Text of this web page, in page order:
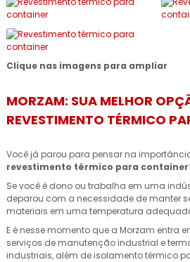
Clique nas imagens para ampliar
MORZAM: SUA MELHOR
REVESTIMENTO TÉRMICO
Você já parou para pensar na
revestimento térmico para container
Se você é dono ou trabalha em uma
deparou com a necessidade de manter
materiais em uma temperatura
E é nesse momento que a Morzam entra
serviços de manutenção industrial e
industriais, além de isolamento térmico